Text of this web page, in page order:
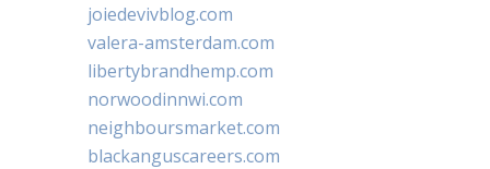
joiedevivblog.com
valera-amsterdam.com
libertybrandhemp.com
norwoodinnwi.com
neighboursmarket.com
blackanguscareers.com